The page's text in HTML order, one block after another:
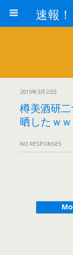
2015年3月22日
樽美酒研
晒したｗ
NO RESPONSES